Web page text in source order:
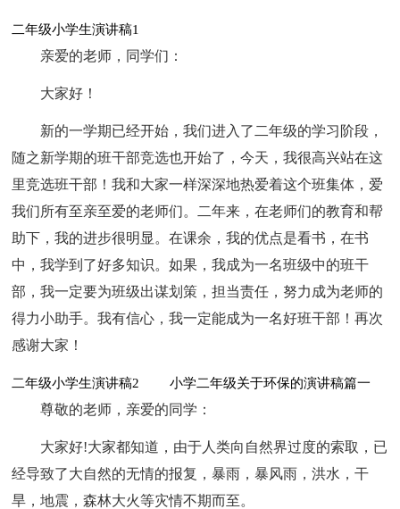
二年级小学生演讲稿1
亲爱的老师，同学们：
大家好！
新的一学期已经开始，我们进入了二年级的学习阶段，
随之新学期的班干部竞选也开始了，今天，我很高兴站在这
里竞选班干部！我和大家一样深深地热爱着这个班集体，爱
我们所有至亲至爱的老师们。二年来，在老师们的教育和帮
助下，我的进步很明显。在课余，我的优点是看书，在书
中，我学到了好多知识。如果，我成为一名班级中的班干
部，我一定要为班级出谋划策，担当责任，努力成为老师的
得力小助手。我有信心，我一定能成为一名好班干部！再次
感谢大家！
二年级小学生演讲稿2 小学二年级关于环保的演讲稿篇一
尊敬的老师，亲爱的同学：
大家好!大家都知道，由于人类向自然界过度的索取，已
经导致了大自然的无情的报复，暴雨，暴风雨，洪水，干
旱，地震，森林大火等灾情不期而至。